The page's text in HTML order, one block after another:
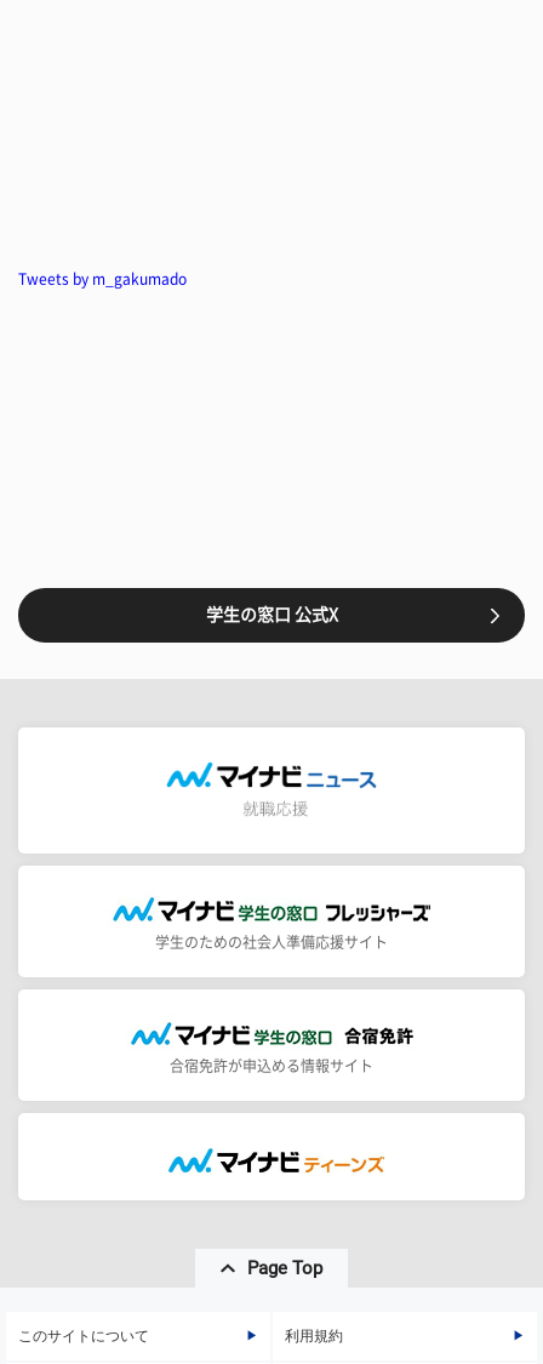
Tweets by m_gakumado
学生の窓口 公式X
学生のための社会人準備応援サイト
合宿免許が申込める情報サイト
Page Top
このサイトについて 利用規約